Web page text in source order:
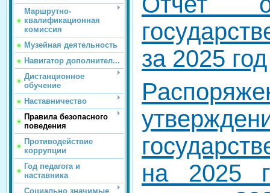
Маршрутно-
квалификационная
комиссия
Музейная деятельность
Навигатор дополнител...
Дистанционное
обучение
Наставничество
Правила безопасного
поведения
Противодействие
коррупции
Год педагога и
наставника
Социально значимые
за 2025 год
на 2025